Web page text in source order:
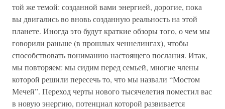
той же темой: созданной вами энергией, дорогие, пока
вы двигались во вновь созданную реальность на этой
планете. Иногда это будут краткие обзоры того, о чем мы
говорили раньше (в прошлых ченнелингах), чтобы
способствовать пониманию настоящего послания. Итак,
мы повторяем: мы сидим перед семьей, многие члены
которой решили пересечь то, что мы назвали “Мостом
Мечей”. Переход черты нового тысячелетия поместил вас
в новую энергию, потенциал которой развивается